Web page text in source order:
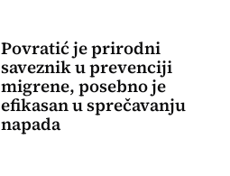
Povratić je prirodni
saveznik u prevenciji
migrene, posebno je
efikasan u sprečavanju
napada